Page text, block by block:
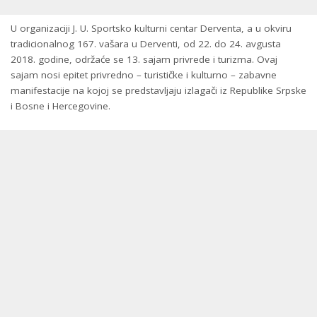
U organizaciji J. U. Sportsko kulturni centar Derventa, a u okviru
tradicionalnog 167. vašara u Derventi, od 22. do 24. avgusta
2018. godine, održaće se 13. sajam privrede i turizma. Ovaj
sajam nosi epitet privredno – turističke i kulturno – zabavne
manifestacije na kojoj se predstavljaju izlagači iz Republike Srpske
i Bosne i Hercegovine.